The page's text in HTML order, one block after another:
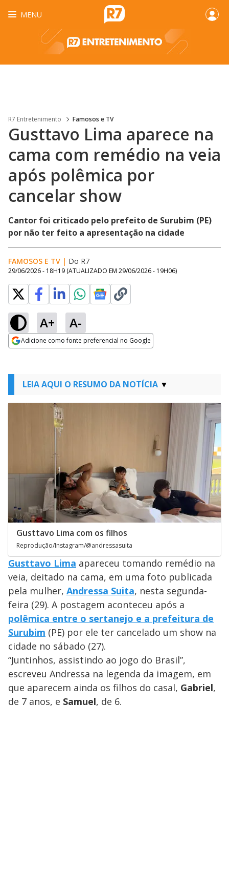
MENU
R7 Entretenimento Famosos e TV
Gusttavo Lima aparece na
cama com remédio na veia
após polêmica por
cancelar show
Cantor foi criticado pelo prefeito de Surubim (PE)
por não ter feito a apresentação na cidade
FAMOSOS E TV | Do R7
29/06/2026 - 18H19 (ATUALIZADO EM 29/06/2026 - 19H06)
A+ A-
Adicione como fonte preferencial no Google
LEIA AQUI O RESUMO DA NOTÍCIA
Gusttavo Lima com os filhos
Reprodução/Instagram/@andressasuita
Gusttavo Lima apareceu tomando remédio na
veia, deitado na cama, em uma foto publicada
pela mulher, Andressa Suita, nesta segunda-
feira (29). A postagem aconteceu após a
polêmica entre o sertanejo e a prefeitura de
Surubim (PE) por ele ter cancelado um show na
cidade no sábado (27).
“Juntinhos, assistindo ao jogo do Brasil”,
escreveu Andressa na legenda da imagem, em
que aparecem ainda os filhos do casal, Gabriel,
de 7 anos, e Samuel, de 6.